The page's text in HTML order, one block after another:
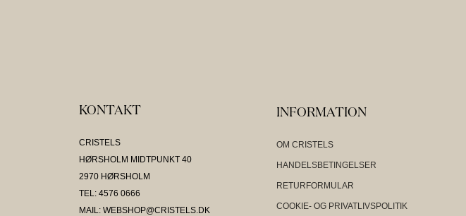
KONTAKT
CRISTELS
HØRSHOLM MIDTPUNKT 40
2970 HØRSHOLM
TEL: 4576 0666
MAIL: WEBSHOP@CRISTELS.DK
INFORMATION
OM CRISTELS
HANDELSBETINGELSER
RETURFORMULAR
COOKIE- OG PRIVATLIVSPOLITIK